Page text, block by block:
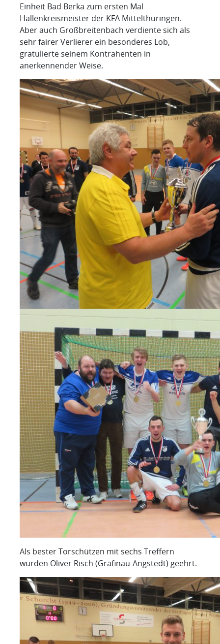
Einheit Bad Berka zum ersten Mal
Hallenkreismeister der KFA Mittelthüringen.
Aber auch Großbreitenbach verdiente sich als
sehr fairer Verlierer ein besonderes Lob,
gratulierte seinem Kontrahenten in
anerkennender Weise.
Als bester Torschützen mit sechs Treffern
wurden Oliver Risch (Gräfinau-Angstedt) geehrt.